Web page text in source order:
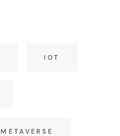
IOT
METAVERSE